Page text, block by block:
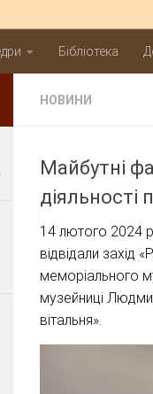
Бібліотека
НОВИНИ
Майбутні
діяльності
14 лютого 2024
відвідали захід
меморіального
музейниці
вітальня».